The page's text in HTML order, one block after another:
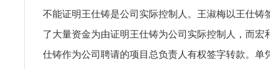
不能证明王仕铸是公司实际控制人。王淑梅以王仕铸
了大量资金为由证明王仕铸为公司实际控制人，而宏
仕铸作为公司聘请的项目总负责人有权签字转款。单